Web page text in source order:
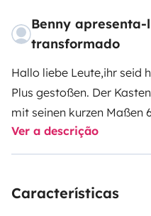
Benny
transformado
Hallo liebe Leute,ihr seid
Plus gestoßen. Der
mit seinen kurzen Maßen
er ein super kompakter
Van. Der R Plus verfügt,
große Raumdusche. Des
Ver a descrição
Características